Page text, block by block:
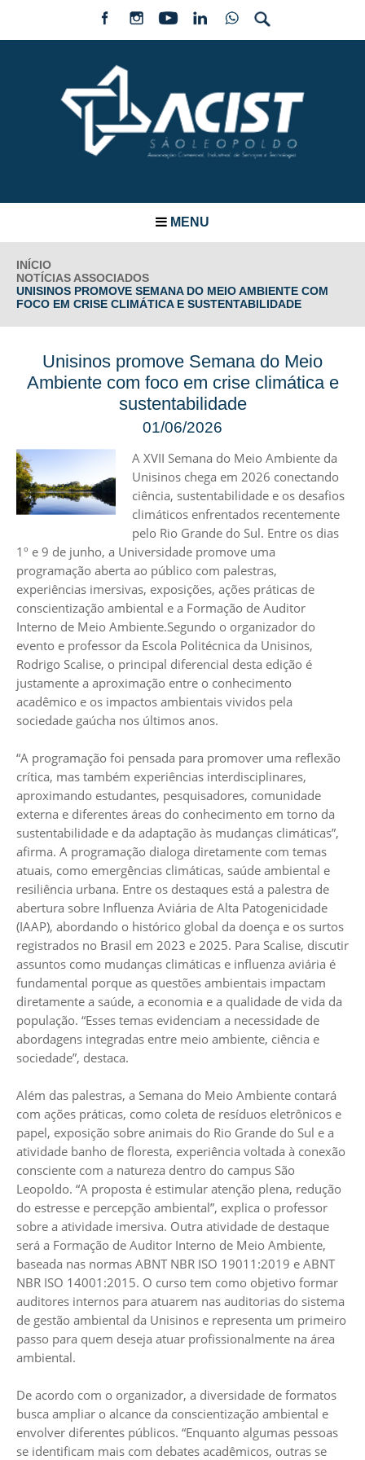
MENU
INÍCIO
NOTÍCIAS ASSOCIADOS
UNISINOS PROMOVE SEMANA DO MEIO AMBIENTE COM
FOCO EM CRISE CLIMÁTICA E SUSTENTABILIDADE
Unisinos promove Semana do Meio
Ambiente com foco em crise climática e
sustentabilidade
01/06/2026
A XVII Semana do Meio Ambiente da
Unisinos chega em 2026 conectando
ciência, sustentabilidade e os desafios
climáticos enfrentados recentemente
pelo Rio Grande do Sul. Entre os dias
1º e 9 de junho, a Universidade promove uma
programação aberta ao público com palestras,
experiências imersivas, exposições, ações práticas de
conscientização ambiental e a Formação de Auditor
Interno de Meio Ambiente.Segundo o organizador do
evento e professor da Escola Politécnica da Unisinos,
Rodrigo Scalise, o principal diferencial desta edição é
justamente a aproximação entre o conhecimento
acadêmico e os impactos ambientais vividos pela
sociedade gaúcha nos últimos anos.
“A programação foi pensada para promover uma reflexão
crítica, mas também experiências interdisciplinares,
aproximando estudantes, pesquisadores, comunidade
externa e diferentes áreas do conhecimento em torno da
sustentabilidade e da adaptação às mudanças climáticas”,
afirma. A programação dialoga diretamente com temas
atuais, como emergências climáticas, saúde ambiental e
resiliência urbana. Entre os destaques está a palestra de
abertura sobre Influenza Aviária de Alta Patogenicidade
(IAAP), abordando o histórico global da doença e os surtos
registrados no Brasil em 2023 e 2025. Para Scalise, discutir
assuntos como mudanças climáticas e influenza aviária é
fundamental porque as questões ambientais impactam
diretamente a saúde, a economia e a qualidade de vida da
população. “Esses temas evidenciam a necessidade de
abordagens integradas entre meio ambiente, ciência e
sociedade”, destaca.
Além das palestras, a Semana do Meio Ambiente contará
com ações práticas, como coleta de resíduos eletrônicos e
papel, exposição sobre animais do Rio Grande do Sul e a
atividade banho de floresta, experiência voltada à conexão
consciente com a natureza dentro do campus São
Leopoldo. “A proposta é estimular atenção plena, redução
do estresse e percepção ambiental”, explica o professor
sobre a atividade imersiva. Outra atividade de destaque
será a Formação de Auditor Interno de Meio Ambiente,
baseada nas normas ABNT NBR ISO 19011:2019 e ABNT
NBR ISO 14001:2015. O curso tem como objetivo formar
auditores internos para atuarem nas auditorias do sistema
de gestão ambiental da Unisinos e representa um primeiro
passo para quem deseja atuar profissionalmente na área
ambiental.
De acordo com o organizador, a diversidade de formatos
busca ampliar o alcance da conscientização ambiental e
envolver diferentes públicos. “Enquanto algumas pessoas
se identificam mais com debates acadêmicos, outras se